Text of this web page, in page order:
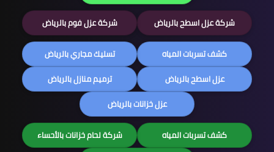
شركة عزل اسطح بالرياض شركة عزل فوم بالرياض
كشف تسربات المياه
تسليك مجاري بالرياض
عزل اسطح بالرياض
ترميم منازل بالرياض
عزل خزانات بالرياض
كشف تسربات المياه
شركة لحام خزانات بالأحساء